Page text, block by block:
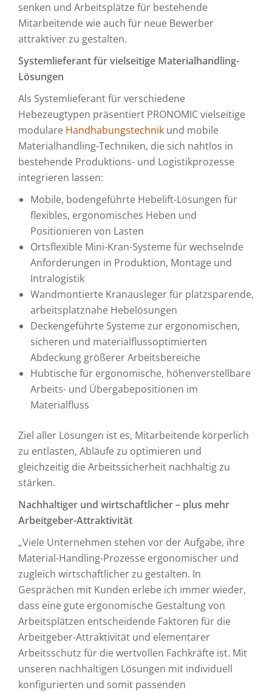
senken und Arbeitsplätze für bestehende
Mitarbeitende wie auch für neue Bewerber
attraktiver zu gestalten.
Systemlieferant für vielseitige Materialhandling-
Lösungen
Als Systemlieferant für verschiedene
Hebezeugtypen präsentiert PRONOMIC vielseitige
modulare Handhabungstechnik und mobile
Materialhandling-Techniken, die sich nahtlos in
bestehende Produktions- und Logistikprozesse
integrieren lassen:
Mobile, bodengeführte Hebelift-Lösungen für
flexibles, ergonomisches Heben und
Positionieren von Lasten
Ortsflexible Mini-Kran-Systeme für wechselnde
Anforderungen in Produktion, Montage und
Intralogistik
Wandmontierte Kranausleger für platzsparende,
arbeitsplatznahe Hebelösungen
Deckengeführte Systeme zur ergonomischen,
sicheren und materialflussoptimierten
Abdeckung größerer Arbeitsbereiche
Hubtische für ergonomische, höhenverstellbare
Arbeits- und Übergabepositionen im
Materialfluss
Ziel aller Lösungen ist es, Mitarbeitende körperlich
zu entlasten, Abläufe zu optimieren und
gleichzeitig die Arbeitssicherheit nachhaltig zu
stärken.
Nachhaltiger und wirtschaftlicher – plus mehr
Arbeitgeber-Attraktivität
„Viele Unternehmen stehen vor der Aufgabe, ihre
Material-Handling-Prozesse ergonomischer und
zugleich wirtschaftlicher zu gestalten. In
Gesprächen mit Kunden erlebe ich immer wieder,
dass eine gute ergonomische Gestaltung von
Arbeitsplätzen entscheidende Faktoren für die
Arbeitgeber-Attraktivität und elementarer
Arbeitsschutz für die wertvollen Fachkräfte ist. Mit
unseren nachhaltigen Lösungen mit individuell
konfigurierten und somit passenden